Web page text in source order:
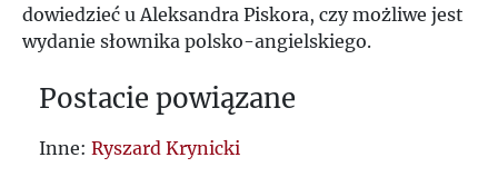
dowiedzieć u Aleksandra Piskora, czy możliwe jest
wydanie słownika polsko-angielskiego.
Postacie powiązane
Inne: Ryszard Krynicki